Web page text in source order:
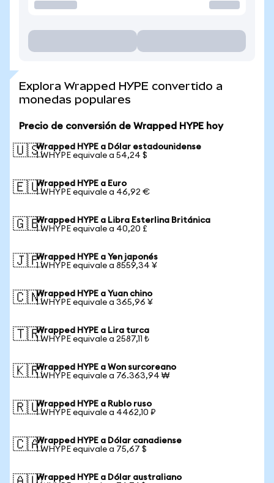
Explora Wrapped HYPE convertido a
monedas populares
Precio de conversión de Wrapped HYPE hoy
🇺🇸Wrapped HYPE a Dólar estadounidense
1 WHYPE equivale a 54,24 $
🇪🇺Wrapped HYPE a Euro
1 WHYPE equivale a 46,92 €
🇬🇧Wrapped HYPE a Libra Esterlina Británica
1 WHYPE equivale a 40,20 £
🇯🇵Wrapped HYPE a Yen japonés
1 WHYPE equivale a 8559,34 ¥
🇨🇳Wrapped HYPE a Yuan chino
1 WHYPE equivale a 365,96 ¥
🇹🇷Wrapped HYPE a Lira turca
1 WHYPE equivale a 2587,11 ₺
🇰🇷Wrapped HYPE a Won surcoreano
1 WHYPE equivale a 76.363,94 ₩
🇷🇺Wrapped HYPE a Rublo ruso
1 WHYPE equivale a 4462,10 ₽
🇨🇦Wrapped HYPE a Dólar canadiense
1 WHYPE equivale a 75,67 $
Wrapped HYPE a Dólar australiano